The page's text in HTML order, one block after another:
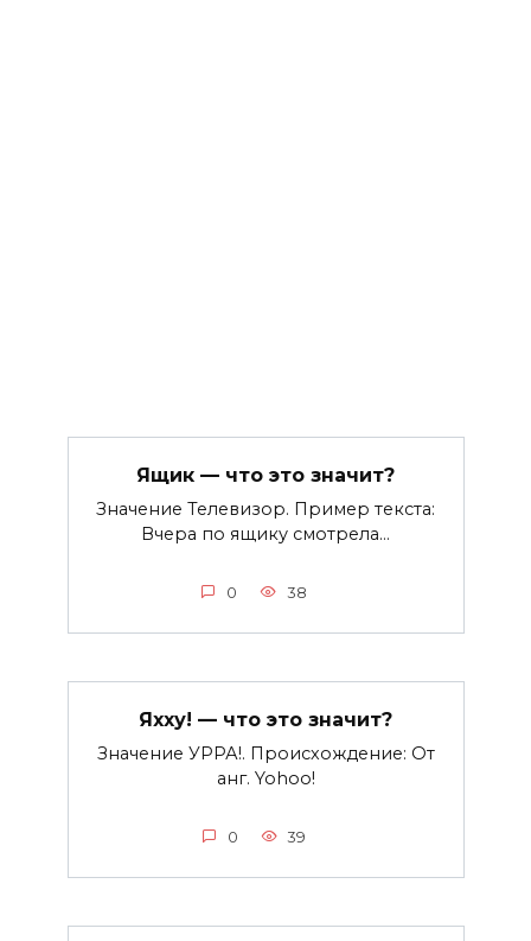
Ящик — что это значит?
Значение Телевизор. Пример текста:
Вчера по ящику смотрела…
0 38
Яхху! — что это значит?
Значение УРРА!. Происхождение: От
анг. Yohoo!
0 39